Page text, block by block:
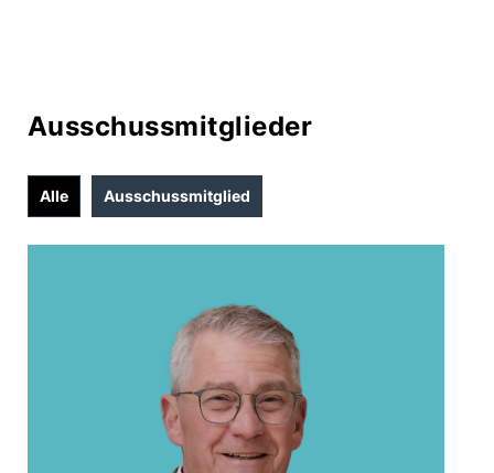
Ausschussmitglieder
Alle Ausschussmitglied